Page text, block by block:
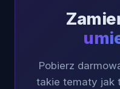
Pobierz
takie tematy jak